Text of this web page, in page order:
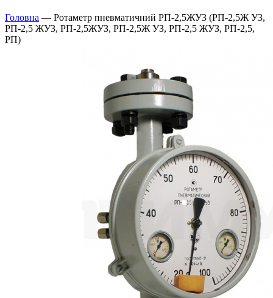
Головна — Ротаметр пневматичний РП-2,5ЖУ3 (РП-2,5Ж У3,
РП-2,5 ЖУ3, РП-2,5ЖУЗ, РП-2,5Ж УЗ, РП-2,5 ЖУЗ, РП-2,5,
РП)